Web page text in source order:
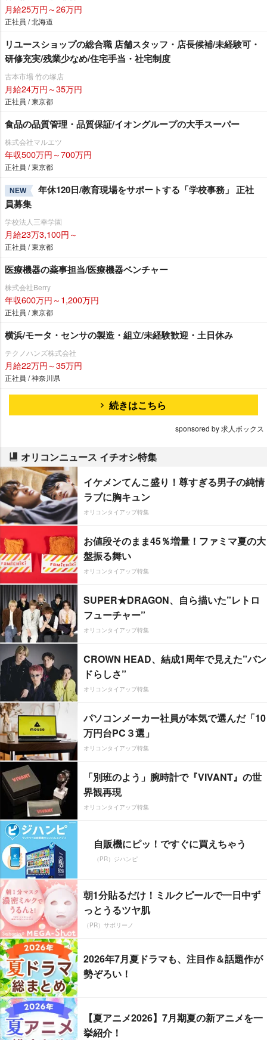
月給25万円～26万円
正社員 / 北海道
リユースショップの総合職 店舗スタッフ・店長候補/未経験可・
研修充実/残業少なめ/住宅手当・社宅制度
古本市場 竹の塚店
月給24万円～35万円
正社員 / 東京都
食品の品質管理・品質保証/イオングループの大手スーパー
株式会社マルエツ
年収500万円～700万円
正社員 / 東京都
NEW
年休120日/教育現場をサポートする「学校事務」 正社
員募集
学校法人三幸学園
月給23万3,100円～
正社員 / 東京都
医療機器の薬事担当/医療機器ベンチャー
株式会社Berry
年収600万円～1,200万円
正社員 / 東京都
横浜/モータ・センサの製造・組立/未経験歓迎・土日休み
テクノハンズ株式会社
月給22万円～35万円
正社員 / 神奈川県
続きはこちら
sponsored by 求人ボックス
オリコンニュース イチオシ特集
イケメンてんこ盛り！尊すぎる男子の純情
ラブに胸キュン
オリコンタイアップ特集
お値段そのまま45％増量！ファミマ夏の大
盤振る舞い
オリコンタイアップ特集
SUPER★DRAGON、自ら描いた”レトロ
フューチャー”
オリコンタイアップ特集
CROWN HEAD、結成1周年で見えた”バン
ドらしさ”
オリコンタイアップ特集
パソコンメーカー社員が本気で選んだ「10
万円台PC３選」
オリコンタイアップ特集
「別班のよう」腕時計で『VIVANT』の世
界観再現
オリコンタイアップ特集
自販機にピッ！ですぐに買えちゃう
（PR）ジハンピ
朝1分貼るだけ！ミルクピールで一日中ず
っとうるツヤ肌
（PR）サボリーノ
2026年7月夏ドラマも、注目作＆話題作が
勢ぞろい！
【夏アニメ2026】7月期夏の新アニメを一
挙紹介！